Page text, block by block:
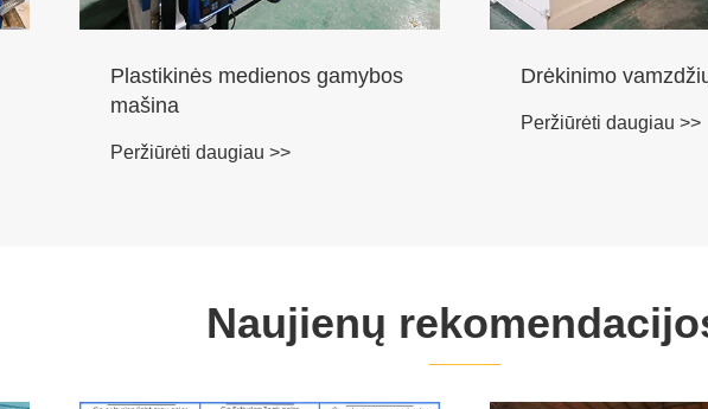
Plastikinės medienos gamybos
mašina
Peržiūrėti daugiau >>
Drėkinimo
Peržiūrėti daugiau >>
Naujienų